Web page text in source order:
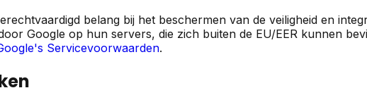
belang bij het beschermen van de veiligheid en
Google op hun servers, die zich buiten de EU/EER kunnen
Servicevoorwaarden.